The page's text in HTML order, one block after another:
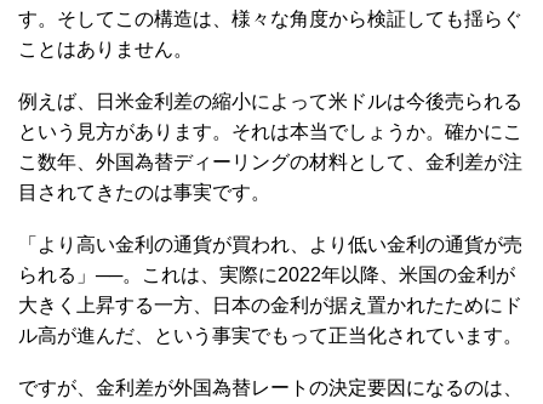
す。そしてこの構造は、様々な角度から検証しても揺らぐ
ことはありません。
例えば、日米金利差の縮小によって米ドルは今後売られる
という見方があります。それは本当でしょうか。確かにこ
こ数年、外国為替ディーリングの材料として、金利差が注
目されてきたのは事実です。
「より高い金利の通貨が買われ、より低い金利の通貨が売
られる」──。これは、実際に2022年以降、米国の金利が
大きく上昇する一方、日本の金利が据え置かれたためにド
ル高が進んだ、という事実でもって正当化されています。
ですが、金利差が外国為替レートの決定要因になるのは、